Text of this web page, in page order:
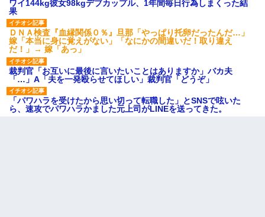
ワイ144kg彼女98kgデブカップル、1年間毎日行為しまくった結
果
ＤＮＡ検査『血縁関係０％』旦那「やっぱり托卵だったんだ…」
嫁「本当に身に覚えがない」「なにかの間違いだ！取り違え
だ！」→ 嫁「あっ」
裁判官「お互いに最後に言いたいことはありますか」バカ夫
「…」A「夫を一発殴らせてほしい」裁判官「どうぞ」
「パワハラを受けたから思い切って転職した」とSNSで呟いた
ら、速攻でパワハラかました元上司がLINEを送ってきた。